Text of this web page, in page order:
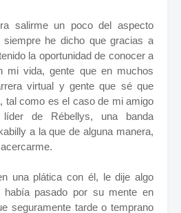
salirme un poco del aspecto
he dicho que gracias a
la oportunidad de conocer a
mi vida, gente que en muchos
virtual y gente que sé que
tal como es el caso de mi amigo
de Rébellys, una banda
a la que de alguna manera,
una plática con él, le dije algo
pasado por su mente en
seguramente tarde o temprano